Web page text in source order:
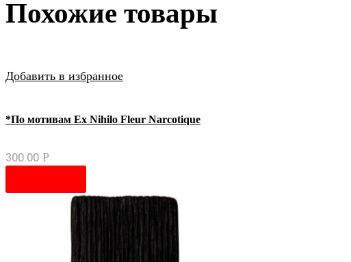
Похожие товары
Добавить в избранное
*По мотивам Ex Nihilo Fleur Narcotique
300.00 Р